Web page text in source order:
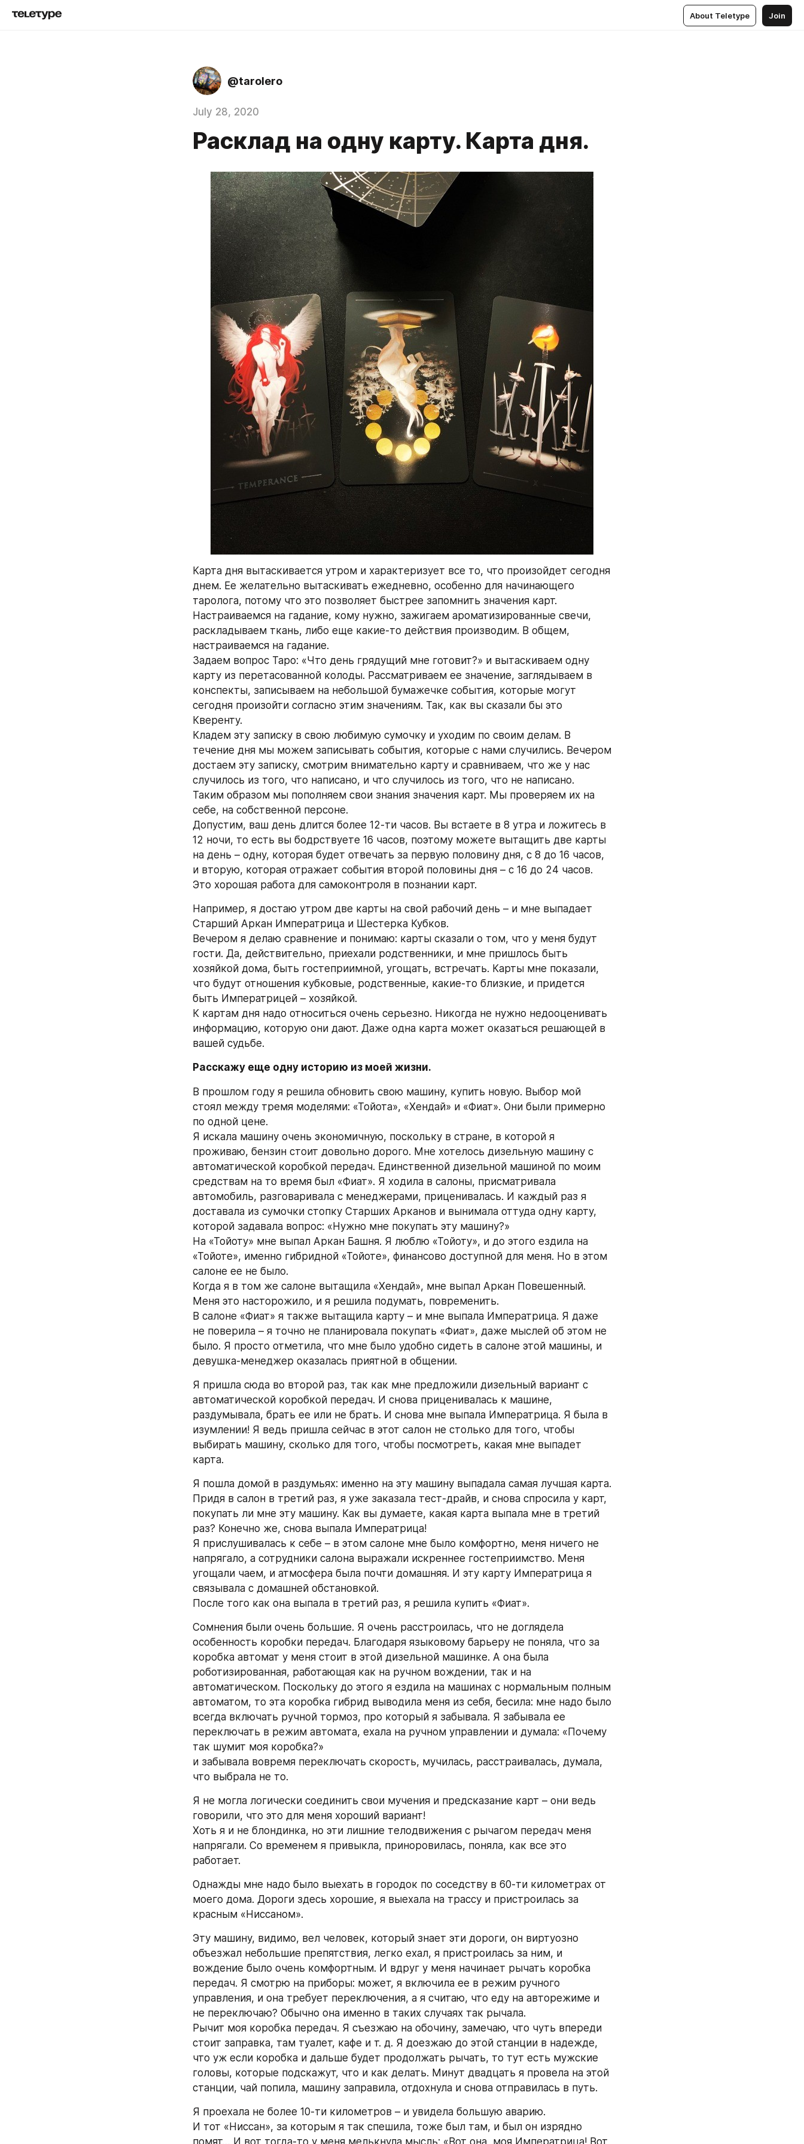
About Teletype Join
@tarolero
July 28, 2020
Расклад на одну карту. Карта дня.
Карта дня вытаскивается утром и характеризует все то, что произойдет сегодня
днем. Ее желательно вытаскивать ежедневно, особенно для начинающего
таролога, потому что это позволяет быстрее запомнить значения карт.
Настраиваемся на гадание, кому нужно, зажигаем ароматизированные свечи,
раскладываем ткань, либо еще какие-то действия производим. В общем,
настраиваемся на гадание.
Задаем вопрос Таро: «Что день грядущий мне готовит?» и вытаскиваем одну
карту из перетасованной колоды. Рассматриваем ее значение, заглядываем в
конспекты, записываем на небольшой бумажечке события, которые могут
сегодня произойти согласно этим значениям. Так, как вы сказали бы это
Кверенту.
Кладем эту записку в свою любимую сумочку и уходим по своим делам. В
течение дня мы можем записывать события, которые с нами случились. Вечером
достаем эту записку, смотрим внимательно карту и сравниваем, что же у нас
случилось из того, что написано, и что случилось из того, что не написано.
Таким образом мы пополняем свои знания значения карт. Мы проверяем их на
себе, на собственной персоне.
Допустим, ваш день длится более 12-ти часов. Вы встаете в 8 утра и ложитесь в
12 ночи, то есть вы бодрствуете 16 часов, поэтому можете вытащить две карты
на день – одну, которая будет отвечать за первую половину дня, с 8 до 16 часов,
и вторую, которая отражает события второй половины дня – с 16 до 24 часов.
Это хорошая работа для самоконтроля в познании карт.
Например, я достаю утром две карты на свой рабочий день – и мне выпадает
Старший Аркан Императрица и Шестерка Кубков.
Вечером я делаю сравнение и понимаю: карты сказали о том, что у меня будут
гости. Да, действительно, приехали родственники, и мне пришлось быть
хозяйкой дома, быть гостеприимной, угощать, встречать. Карты мне показали,
что будут отношения кубковые, родственные, какие-то близкие, и придется
быть Императрицей – хозяйкой.
К картам дня надо относиться очень серьезно. Никогда не нужно недооценивать
информацию, которую они дают. Даже одна карта может оказаться решающей в
вашей судьбе.
Расскажу еще одну историю из моей жизни.
В прошлом году я решила обновить свою машину, купить новую. Выбор мой
стоял между тремя моделями: «Тойота», «Хендай» и «Фиат». Они были примерно
по одной цене.
Я искала машину очень экономичную, поскольку в стране, в которой я
проживаю, бензин стоит довольно дорого. Мне хотелось дизельную машину с
автоматической коробкой передач. Единственной дизельной машиной по моим
средствам на то время был «Фиат». Я ходила в салоны, присматривала
автомобиль, разговаривала с менеджерами, приценивалась. И каждый раз я
доставала из сумочки стопку Старших Арканов и вынимала оттуда одну карту,
которой задавала вопрос: «Нужно мне покупать эту машину?»
На «Тойоту» мне выпал Аркан Башня. Я люблю «Тойоту», и до этого ездила на
«Тойоте», именно гибридной «Тойоте», финансово доступной для меня. Но в этом
салоне ее не было.
Когда я в том же салоне вытащила «Хендай», мне выпал Аркан Повешенный.
Меня это насторожило, и я решила подумать, повременить.
В салоне «Фиат» я также вытащила карту – и мне выпала Императрица. Я даже
не поверила – я точно не планировала покупать «Фиат», даже мыслей об этом не
было. Я просто отметила, что мне было удобно сидеть в салоне этой машины, и
девушка-менеджер оказалась приятной в общении.
Я пришла сюда во второй раз, так как мне предложили дизельный вариант с
автоматической коробкой передач. И снова приценивалась к машине,
раздумывала, брать ее или не брать. И снова мне выпала Императрица. Я была в
изумлении! Я ведь пришла сейчас в этот салон не столько для того, чтобы
выбирать машину, сколько для того, чтобы посмотреть, какая мне выпадет
карта.
Я пошла домой в раздумьях: именно на эту машину выпадала самая лучшая карта.
Придя в салон в третий раз, я уже заказала тест-драйв, и снова спросила у карт,
покупать ли мне эту машину. Как вы думаете, какая карта выпала мне в третий
раз? Конечно же, снова выпала Императрица!
Я прислушивалась к себе – в этом салоне мне было комфортно, меня ничего не
напрягало, а сотрудники салона выражали искреннее гостеприимство. Меня
угощали чаем, и атмосфера была почти домашняя. И эту карту Императрица я
связывала с домашней обстановкой.
После того как она выпала в третий раз, я решила купить «Фиат».
Сомнения были очень большие. Я очень расстроилась, что не доглядела
особенность коробки передач. Благодаря языковому барьеру не поняла, что за
коробка автомат у меня стоит в этой дизельной машинке. А она была
роботизированная, работающая как на ручном вождении, так и на
автоматическом. Поскольку до этого я ездила на машинах с нормальным полным
автоматом, то эта коробка гибрид выводила меня из себя, бесила: мне надо было
всегда включать ручной тормоз, про который я забывала. Я забывала ее
переключать в режим автомата, ехала на ручном управлении и думала: «Почему
так шумит моя коробка?»
и забывала вовремя переключать скорость, мучилась, расстраивалась, думала,
что выбрала не то.
Я не могла логически соединить свои мучения и предсказание карт – они ведь
говорили, что это для меня хороший вариант!
Хоть я и не блондинка, но эти лишние телодвижения с рычагом передач меня
напрягали. Со временем я привыкла, приноровилась, поняла, как все это
работает.
Однажды мне надо было выехать в городок по соседству в 60-ти километрах от
моего дома. Дороги здесь хорошие, я выехала на трассу и пристроилась за
красным «Ниссаном».
Эту машину, видимо, вел человек, который знает эти дороги, он виртуозно
объезжал небольшие препятствия, легко ехал, я пристроилась за ним, и
вождение было очень комфортным. И вдруг у меня начинает рычать коробка
передач. Я смотрю на приборы: может, я включила ее в режим ручного
управления, и она требует переключения, а я считаю, что еду на авторежиме и
не переключаю? Обычно она именно в таких случаях так рычала.
Рычит моя коробка передач. Я съезжаю на обочину, замечаю, что чуть впереди
стоит заправка, там туалет, кафе и т. д. Я доезжаю до этой станции в надежде,
что уж если коробка и дальше будет продолжать рычать, то тут есть мужские
головы, которые подскажут, что и как делать. Минут двадцать я провела на этой
станции, чай попила, машину заправила, отдохнула и снова отправилась в путь.
Я проехала не более 10-ти километров – и увидела большую аварию.
И тот «Ниссан», за которым я так спешила, тоже был там, и был он изрядно
помят… И вот тогда-то у меня мелькнула мысль: «Вот она, моя Императрица! Вот